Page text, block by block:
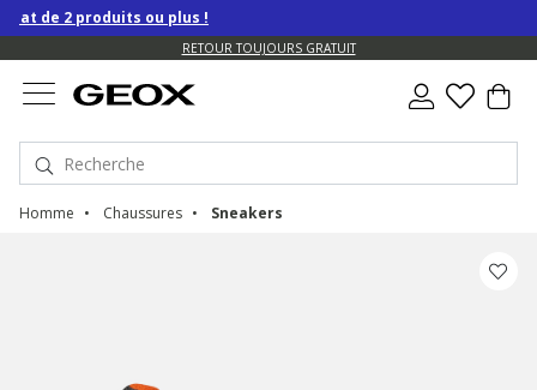
de 2 produits ou plus !
RETOUR TOUJOURS GRATUIT
Homme Chaussures Sneakers